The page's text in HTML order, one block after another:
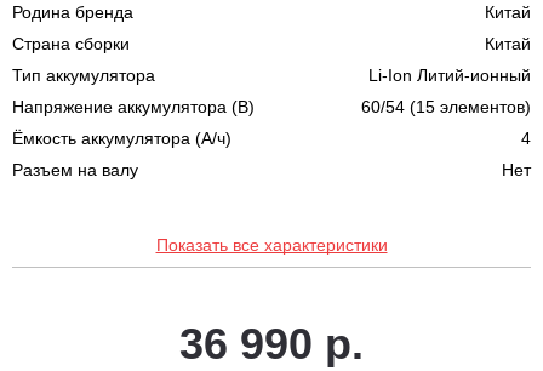
Родина бренда
Китай
Страна сборки
Китай
Тип аккумулятора
Li-Ion Литий-ионный
Напряжение аккумулятора (В)
60/54 (15 элементов)
Ёмкость аккумулятора (А/ч)
4
Разъем на валу
Нет
Показать все характеристики
36 990 р.